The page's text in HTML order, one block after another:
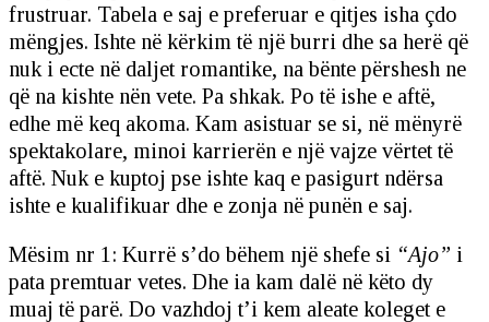
frustruar. Tabela e saj e preferuar e qitjes isha çdo
mëngjes. Ishte në kërkim të një burri dhe sa herë që
nuk i ecte në daljet romantike, na bënte përshesh ne
që na kishte nën vete. Pa shkak. Po të ishe e aftë,
edhe më keq akoma. Kam asistuar se si, në mënyrë
spektakolare, minoi karrierën e një vajze vërtet të
aftë. Nuk e kuptoj pse ishte kaq e pasigurt ndërsa
ishte e kualifikuar dhe e zonja në punën e saj.
Mësim nr 1: Kurrë s’do bëhem një shefe si “Ajo” i
pata premtuar vetes. Dhe ia kam dalë në këto dy
muaj të parë. Do vazhdoj t’i kem aleate koleget e